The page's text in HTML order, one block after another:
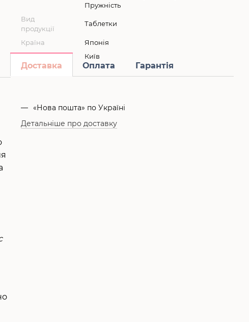
Пружність
Вид
продукції
Таблетки
Країна
Японія
Місто
Київ
Доставка Оплата Гарантія
«Нова пошта» по Україні
Детальніше про доставку